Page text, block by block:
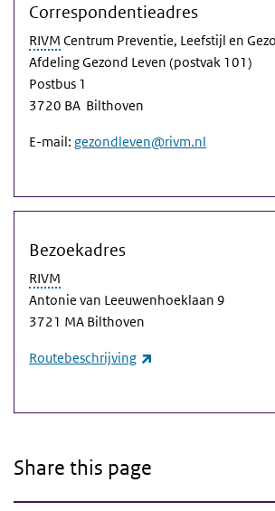
Correspondentieadres
RIVM Centrum Preventie, Leefstijl en
Afdeling Gezond Leven (postvak 101)
Postbus 1
3720 BA Bilthoven
E-mail: gezondleven@rivm.nl
Bezoekadres
RIVM
Antonie van Leeuwenhoeklaan 9
3721 MA Bilthoven
Routebeschrijving
Share this page